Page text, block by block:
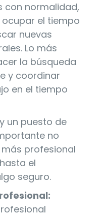
con normalidad,
el tiempo
nuevas
Lo más
la búsqueda
y coordinar
en el tiempo
un puesto de
no
profesional
el
seguro.